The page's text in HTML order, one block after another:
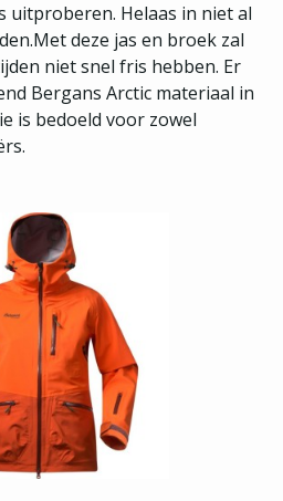
uitproberen. Helaas in niet al
deze jas en broek zal
niet snel fris hebben. Er
Bergans Arctic materiaal in
is bedoeld voor zowel